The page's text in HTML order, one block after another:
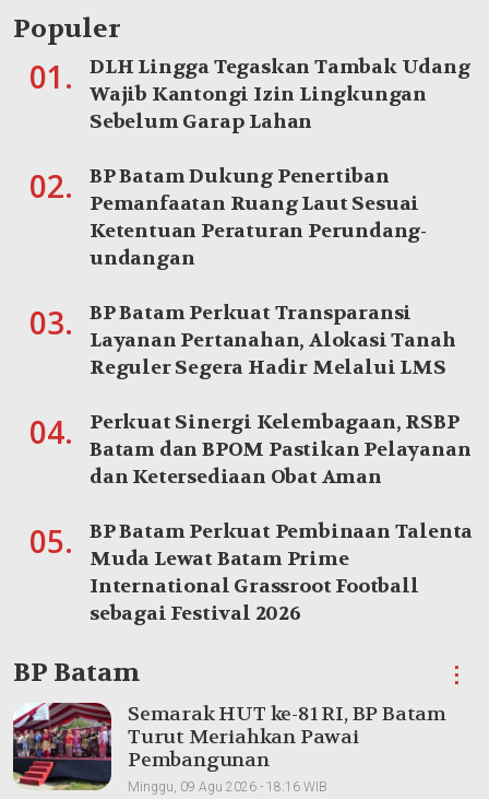
Populer
01.
DLH Lingga Tegaskan Tambak Udang
Wajib Kantongi Izin Lingkungan
Sebelum Garap Lahan
02.
BP Batam Dukung Penertiban
Pemanfaatan Ruang Laut Sesuai
Ketentuan Peraturan Perundang-
undangan
03.
BP Batam Perkuat Transparansi
Layanan Pertanahan, Alokasi Tanah
Reguler Segera Hadir Melalui LMS
04.
Perkuat Sinergi Kelembagaan, RSBP
Batam dan BPOM Pastikan Pelayanan
dan Ketersediaan Obat Aman
05.
BP Batam Perkuat Pembinaan Talenta
Muda Lewat Batam Prime
International Grassroot Football
sebagai Festival 2026
BP Batam ⋮
Semarak HUT ke-81 RI, BP Batam
Turut Meriahkan Pawai
Pembangunan
Minggu, 09 Agu 2026 - 18:16 WIB